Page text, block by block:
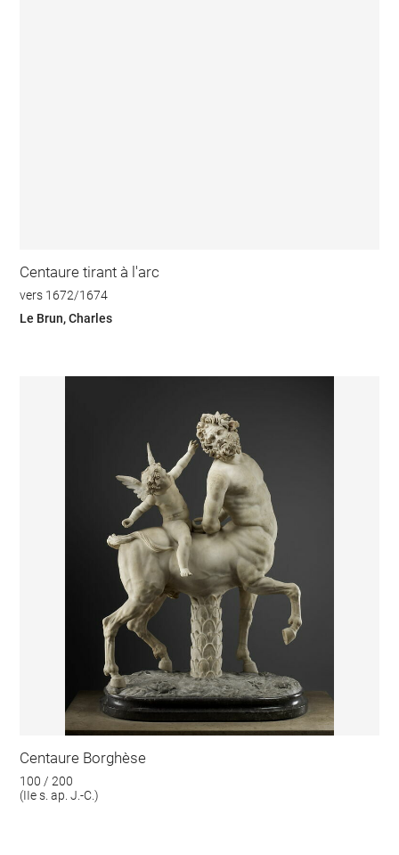
Centaure tirant à l'arc
vers 1672/1674
Le Brun, Charles
Centaure Borghèse
100 / 200
(IIe s. ap. J.-C.)